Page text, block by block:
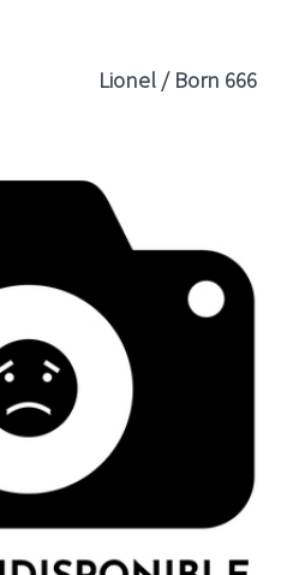
Lionel / Born 666